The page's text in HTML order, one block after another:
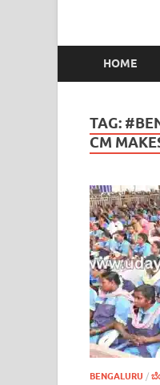
HOME
TAG:
CM
BENGALURU /